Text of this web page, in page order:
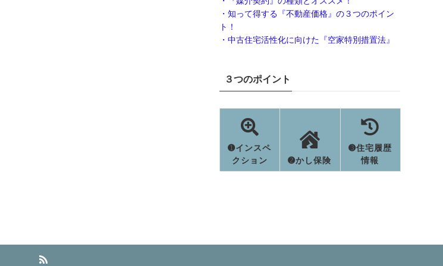
・知って得する『不動産価格』の３つのポイン
ト！
・中古住宅活性化に向けた『空家特別措置法』
３つのポイント
➊インスペ
クション
➋かし保険
➌住宅履歴
情報